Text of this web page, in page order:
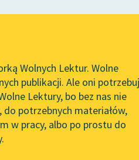
Lektur
O projekcie
Zasady
Wolnych Lektur
Logotypy
Materiały
Wolnych Lektur. Wolne
publikacji. Ale oni
Lektury, bo bez nas nie
potrzebnych materiałów,
w pracy, albo po prostu do